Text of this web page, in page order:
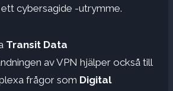
cybersagide -utrymme.
Transit Data
av VPN hjälper också till
frågor som Digital